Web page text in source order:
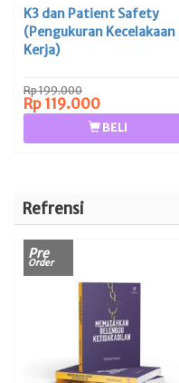
K3 dan Patient Safety
(Pengukuran Kecelakaan
Kerja)
Rp 199.000
Rp 119.000
BELI
Refrensi
Pre
Order